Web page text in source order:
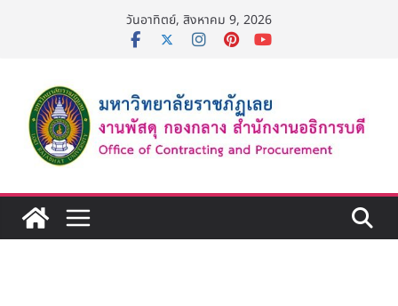
วันอาทิตย์, สิงหาคม 9, 2026